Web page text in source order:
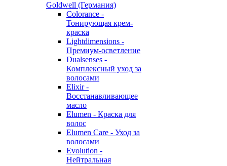
Goldwell (Германия)
Colorance -
Тонирующая крем-
краска
Lightdimensions -
Премиум-осветление
Dualsenses -
Комплексный уход за
волосами
Elixir -
Восстанавливающее
масло
Elumen - Краска для
волос
Elumen Care - Уход за
волосами
Evolution -
Нейтральная